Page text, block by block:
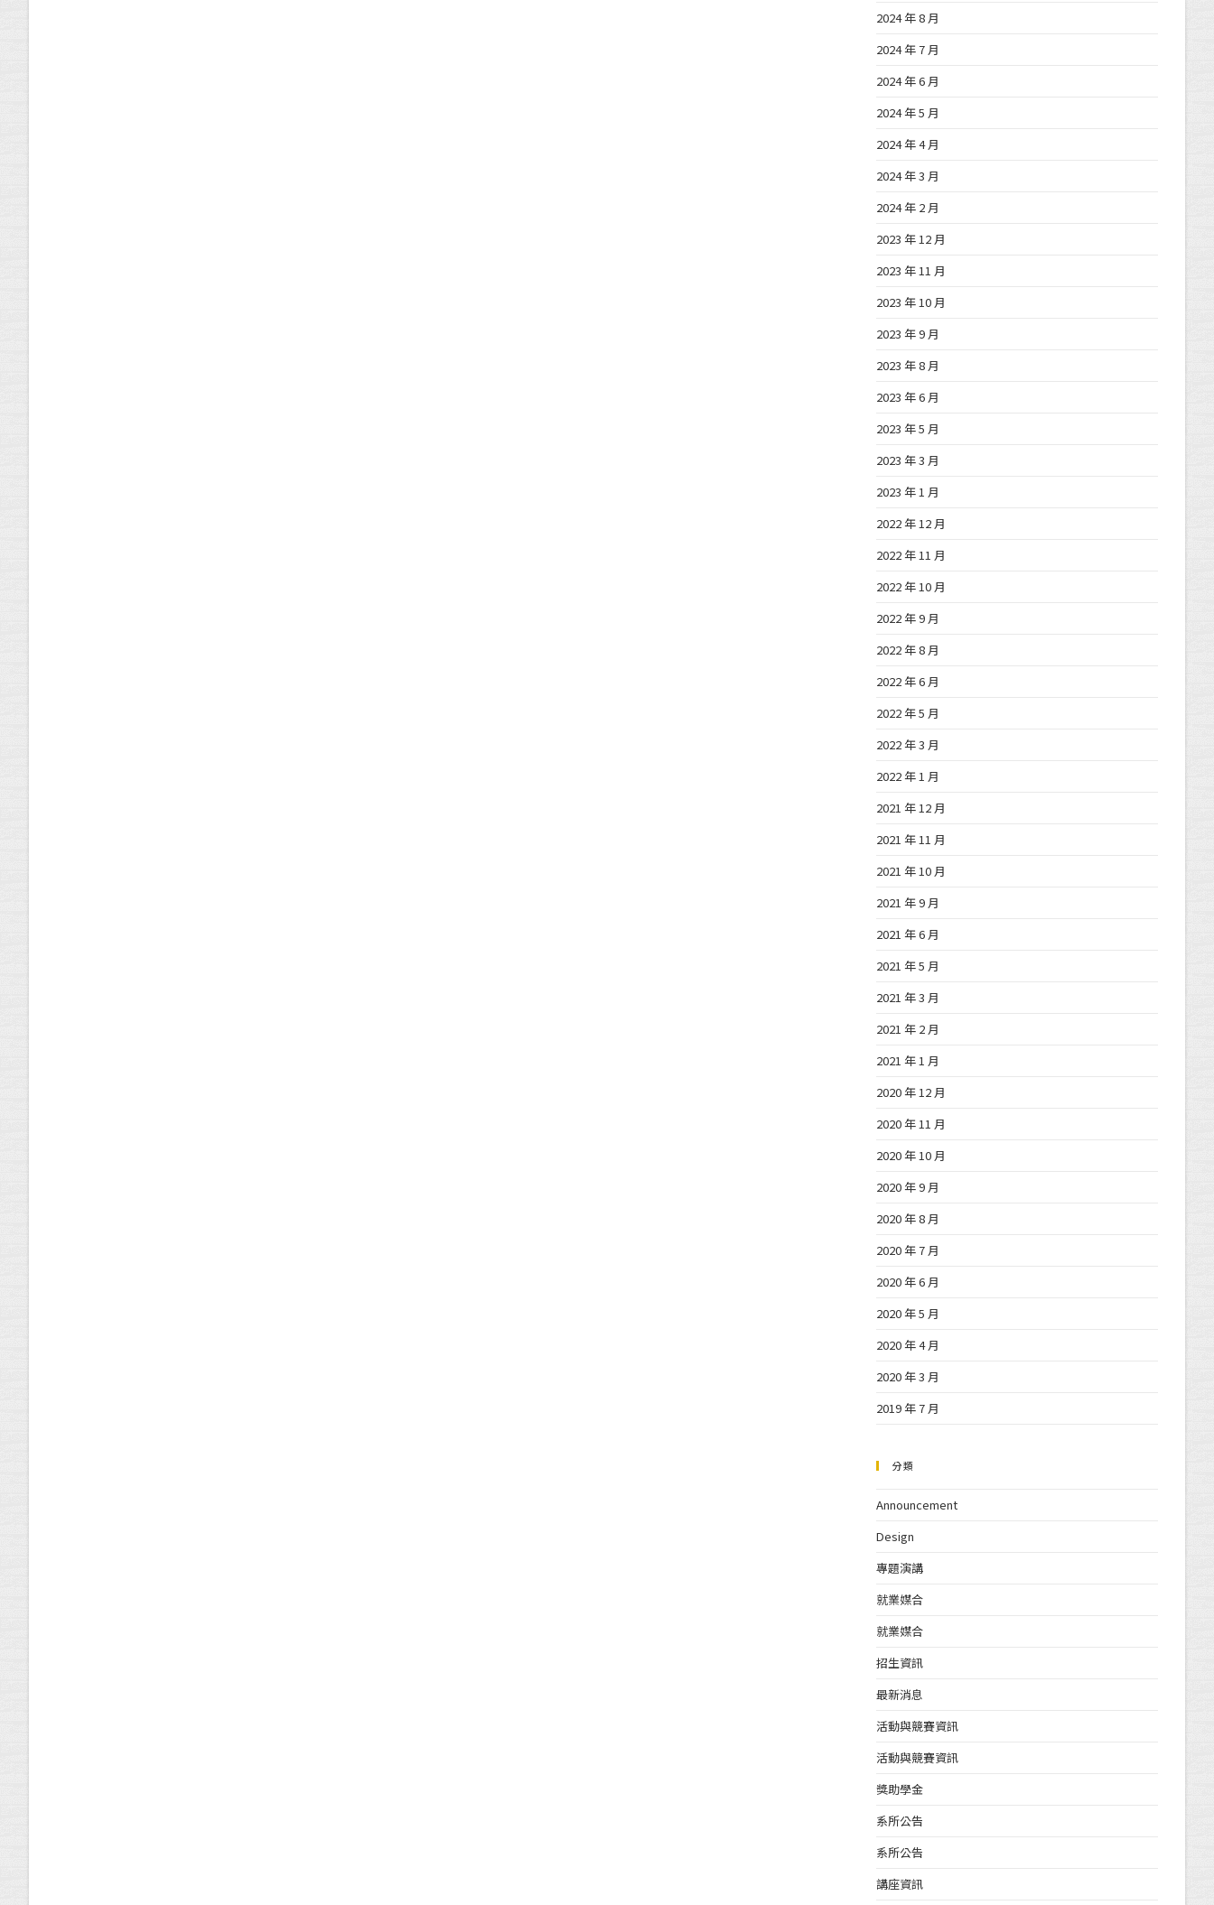
2024 年 8 月
2024 年 7 月
2024 年 6 月
2024 年 5 月
2024 年 4 月
2024 年 3 月
2024 年 2 月
2023 年 12 月
2023 年 11 月
2023 年 10 月
2023 年 9 月
2023 年 8 月
2023 年 6 月
2023 年 5 月
2023 年 3 月
2023 年 1 月
2022 年 12 月
2022 年 11 月
2022 年 10 月
2022 年 9 月
2022 年 8 月
2022 年 6 月
2022 年 5 月
2022 年 3 月
2022 年 1 月
2021 年 12 月
2021 年 11 月
2021 年 10 月
2021 年 9 月
2021 年 6 月
2021 年 5 月
2021 年 3 月
2021 年 2 月
2021 年 1 月
2020 年 12 月
2020 年 11 月
2020 年 10 月
2020 年 9 月
2020 年 8 月
2020 年 7 月
2020 年 6 月
2020 年 5 月
2020 年 4 月
2020 年 3 月
2019 年 7 月
分類
Announcement
Design
專題演講
就業媒合
就業媒合
招生資訊
最新消息
活動與競賽資訊
活動與競賽資訊
獎助學金
系所公告
系所公告
講座資訊